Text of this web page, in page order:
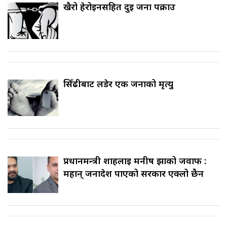
खैरो हेरोइनसहित दुई जना पक्राउ
सिँढीबाट लडेर एक जनाको मृत्यु
प्रधानमन्त्री शाहलाई मनीष झाको जवाफ :
महान् जनादेश पाएको सरकार एक्लो छैन